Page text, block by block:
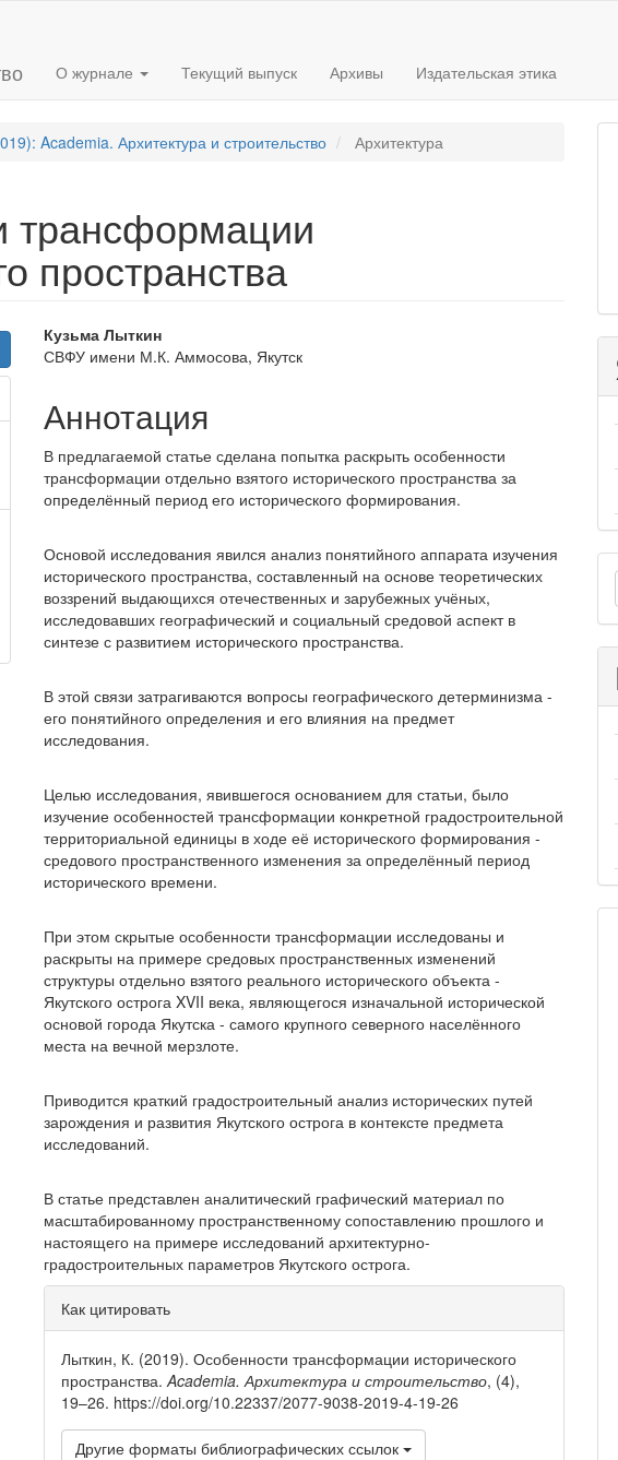
О журнале Текущий выпуск Архивы Издательская этика
Academia. Архитектура и строительство Архитектура
трансформации
пространства
Основное
содержимое
статьи
Кузьма Лыткин
СВФУ имени М.К. Аммосова, Якутск
Аннотация
В предлагаемой статье сделана попытка раскрыть осо­бенности
трансформации отдельно взятого исторического пространства за
определённый период его исторического формирования.
Основой исследования явился анализ понятийного аппа­рата изучения
исторического пространства, составленный на основе теоретических
воззрений выдающихся отечественных и зарубежных учёных,
исследовавших географический и социальный средовой аспект в
синтезе с развитием истори­ческого пространства.
В этой связи затрагиваются вопросы географического детерминизма -
его понятийного определения и его влияния на предмет
исследования.
Целью исследования, явившегося основанием для статьи, было
изучение особенностей трансформации конкретной градостроительной
территориальной единицы в ходе её исто­рического формирования -
средового пространственного изменения за определённый период
исторического времени.
При этом скрытые особенности трансформации иссле­дованы и
раскрыты на примере средовых пространственных изменений
структуры отдельно взятого реального историче­ского объекта -
Якутского острога XVII века, являющегося изначальной исторической
основой города Якутска - самого крупного северного населённого
места на вечной мерзлоте.
Приводится краткий градостроительный анализ исто­рических путей
зарождения и развития Якутского острога в контексте предмета
исследований.
В статье представлен аналитический графический матери­ал по
масштабированному пространственному сопоставлению прошлого и
настоящего на примере исследований архитек­турно-
градостроительных параметров Якутского острога.
Информация
о статье
Как цитировать
Лыткин, К. (2019). Особенности трансформации исторического
пространства.Academia. Архитектура и строительство, (4),
19–26. https://doi.org/10.22337/2077-9038-2019-4-19-26
Другие форматы библиографических ссылок